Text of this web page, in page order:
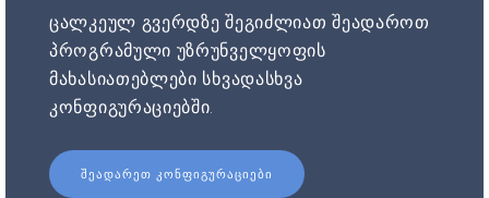
ცალკეულ გვერდზე შეგიძლიათ შეადაროთ
პროგრამული უზრუნველყოფის
მახასიათებლები სხვადასხვა
კონფიგურაციებში.
ᲨᲔᲐᲓᲐᲠᲔᲗ ᲙᲝᲜᲤᲘᲒᲣᲠᲐᲪᲘᲔᲑᲘ